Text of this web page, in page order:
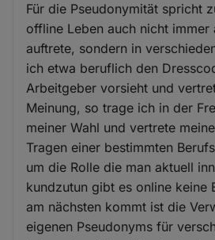
Für die Pseudonymität spricht
offline Leben auch nicht immer
auftrete, sondern in
ich etwa beruflich den
Arbeitgeber vorsieht und
Meinung, so trage ich in der
meiner Wahl und vertrete
Tragen einer bestimmten
um die Rolle die man aktuell
kundzutun gibt es online keine
am nächsten kommt ist die
eigenen Pseudonyms für